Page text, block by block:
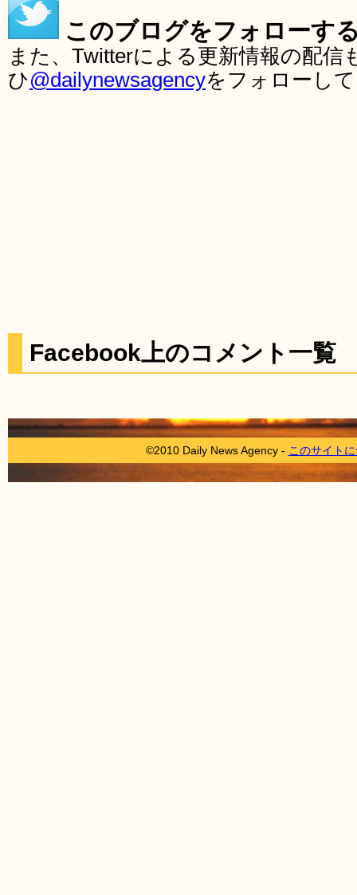
このブログをフォローす
また、Twitterによる更新情報の配
ひ@dailynewsagencyをフォローし
Facebook上のコメント一覧
©2010 Daily News Agency - このサイト